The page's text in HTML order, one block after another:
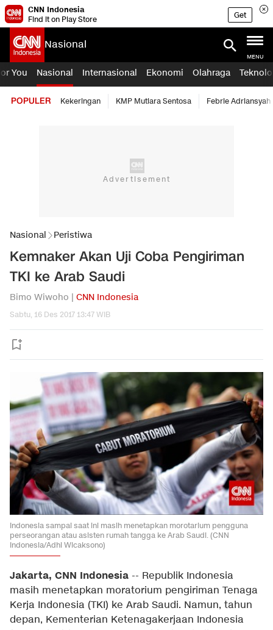
CNN Indonesia
Find it on Play Store
Get
Nasional
MENU
You Nasional Internasional Ekonomi Olahraga
POPULER Kekeringan KMP Mutiara Sentosa Febrie Adriansyah
Nasional Peristiwa
Kemnaker Akan Uji Coba Pengiriman
TKI ke Arab Saudi
Bimo Wiwoho | CNN Indonesia
Sabtu, 16 Des 2017 13:47 WIB
Indonesia sampai saat ini masih menetapkan morotarium pengguna
perseorangan atau asisten rumah tangga ke Arab Saudi. (CNN
Indonesia/Adhi Wicaksono)
Jakarta, CNN Indonesia -- Republik Indonesia
masih menetapkan moratorium pengiriman Tenaga
Kerja Indonesia (TKI) ke Arab Saudi. Namun, tahun
depan, Kementerian Ketenagakerjaan Indonesia